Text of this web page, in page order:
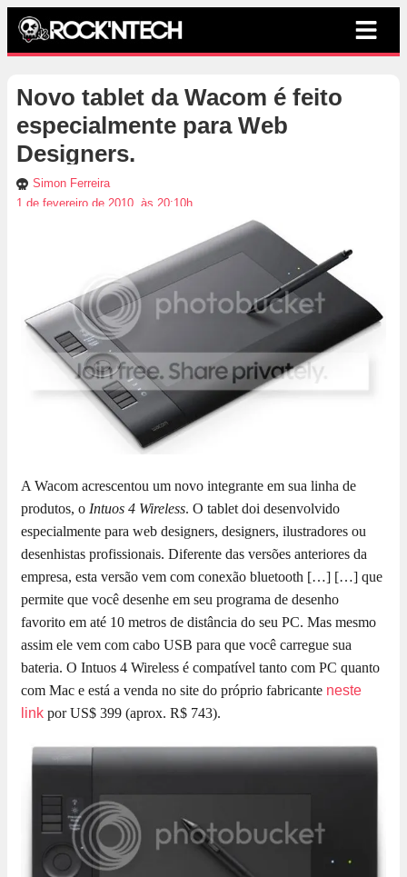
Novo tablet da Wacom é feito
especialmente para Web
Designers.
Simon Ferreira
1 de fevereiro de 2010, às 20:10h
A Wacom acrescentou um novo integrante em sua linha de
produtos, o Intuos 4 Wireless. O tablet doi desenvolvido
especialmente para web designers, designers, ilustradores ou
desenhistas profissionais. Diferente das versões anteriores da
empresa, esta versão vem com conexão bluetooth […] […] que
permite que você desenhe em seu programa de desenho
favorito em até 10 metros de distância do seu PC. Mas mesmo
assim ele vem com cabo USB para que você carregue sua
bateria. O Intuos 4 Wireless é compatível tanto com PC quanto
com Mac e está a venda no site do próprio fabricante neste
link por US$ 399 (aprox. R$ 743).